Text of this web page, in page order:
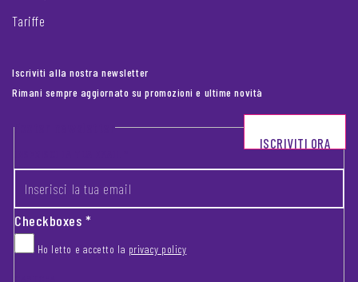
Tariffe
Iscriviti alla nostra newsletter
Rimani sempre aggiornato su promozioni e ultime novità
Footer newsletter
Checkboxes*
Ho letto e accetto la privacy policy
ISCRIVITI ORA